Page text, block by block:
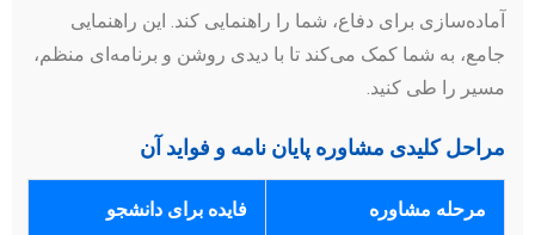
آماده‌سازی برای دفاع، شما را راهنمایی کند. این راهنمایی
جامع، به شما کمک می‌کند تا با دیدی روشن و برنامه‌ای منظم،
مسیر را طی کنید.
مراحل کلیدی مشاوره پایان نامه و فواید آن
مرحله مشاوره فایده برای دانشجو